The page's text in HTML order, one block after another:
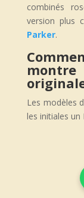
combinés
version plus
Parker.
Les modèles
les initiales un